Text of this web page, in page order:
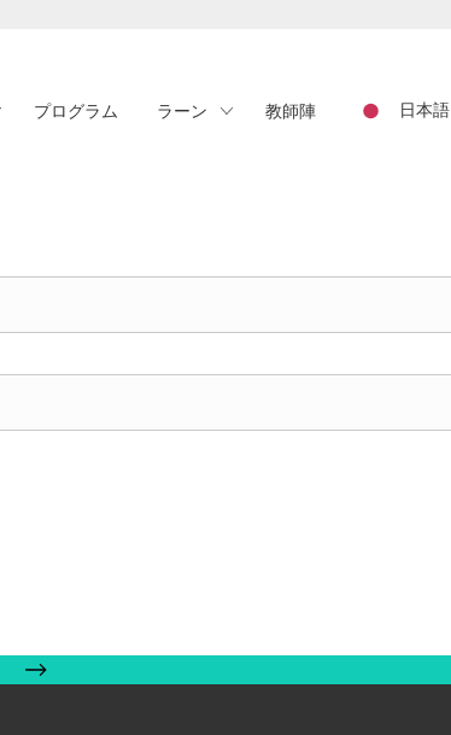
プログラム ラーン 教師陣 日本語